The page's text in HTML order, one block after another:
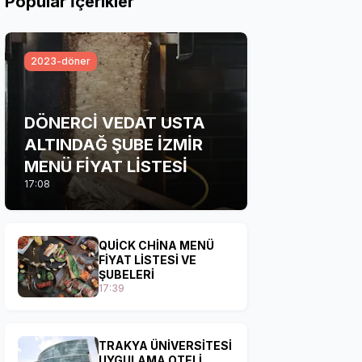
2023-döner
DÖNERCİ VEDAT USTA
ALTINDAĞ ŞUBE İZMİR
MENÜ FİYAT LİSTESİ
17:08
QUİCK CHİNA MENÜ
FİYAT LİSTESİ VE
ŞUBELERİ
17:39
TRAKYA ÜNİVERSİTESİ